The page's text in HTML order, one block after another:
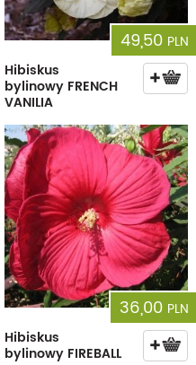
49,50 PLN
Hibiskus
bylinowy FRENCH
VANILIA
36,00 PLN
Hibiskus
bylinowy FIREBALL